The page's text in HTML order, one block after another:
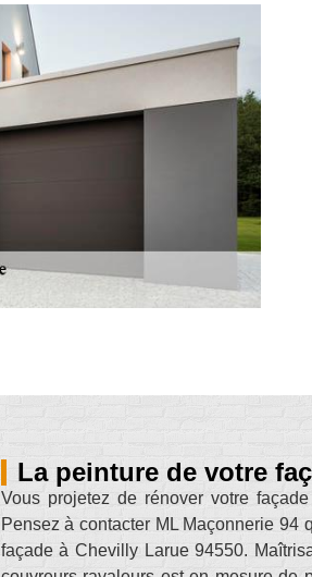
La peinture de votre
Vous projetez de rénover votre
Pensez à contacter ML Maçonnerie 94
façade à Chevilly Larue 94550.